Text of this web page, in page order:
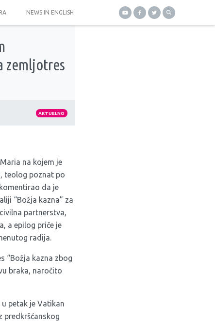
NEWS IN ENGLISH
zemljotres
AKTUELNO
na kojem je
teolog poznat po
da je
“Božja kazna” za
partnerstva,
a epilog priče je
radija.
“Božja kazna zbog
braka, naročito
petak je Vatikan
predkršćanskog